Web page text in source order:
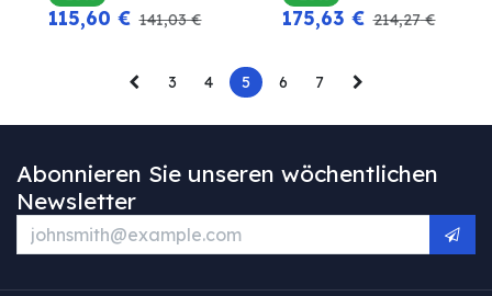
115,60 € 141,03€ 175,63 € 214,27€
3 4 5 6 7
Abonnieren Sie unseren wöchentlichen
Newsletter